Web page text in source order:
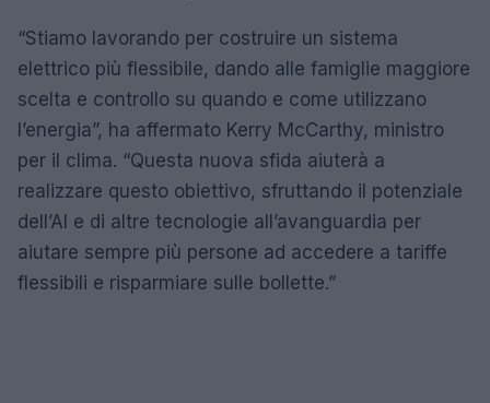
“Stiamo lavorando per costruire un sistema
elettrico più flessibile, dando alle famiglie maggiore
scelta e controllo su quando e come utilizzano
l’energia”, ha affermato Kerry McCarthy, ministro
per il clima. “Questa nuova sfida aiuterà a
realizzare questo obiettivo, sfruttando il potenziale
dell’AI e di altre tecnologie all’avanguardia per
aiutare sempre più persone ad accedere a tariffe
flessibili e risparmiare sulle bollette.”